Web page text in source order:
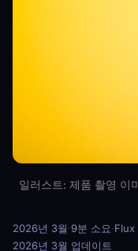
일러스트: 제품 촬영 이
2026년 3월·9분 소요·Flux
2026년 3월 업데이트